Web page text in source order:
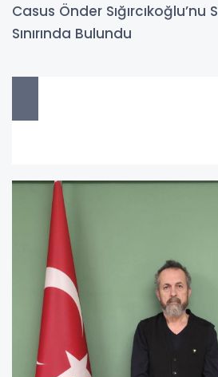
Casus Önder
Sınırında Bulundu